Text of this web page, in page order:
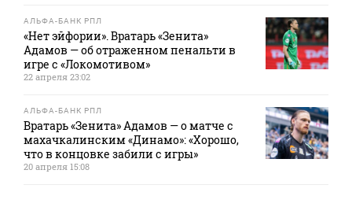
АЛЬФА-БАНК РПЛ
«Нет эйфории». Вратарь «Зенита»
Адамов — об отраженном пенальти в
игре с «Локомотивом»
22 апреля 23:02
АЛЬФА-БАНК РПЛ
Вратарь «Зенита» Адамов — о матче с
махачкалинским «Динамо»: «Хорошо,
что в концовке забили с игры»
20 апреля 15:08